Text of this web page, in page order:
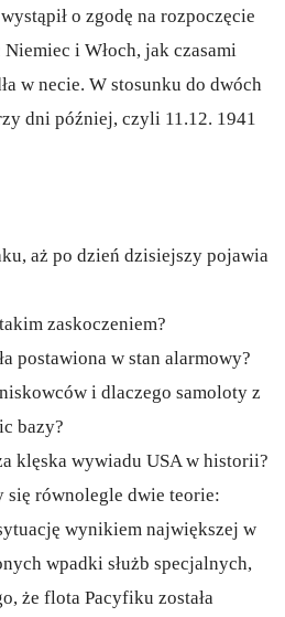
o zgodę na rozpoczęcie
i Włoch, jak czasami
w necie. W stosunku do dwóch
dni później, czyli 11.12. 1941
aż po dzień dzisiejszy pojawia
zaskoczeniem?
postawiona w stan alarmowy?
i dlaczego samoloty z
bazy?
klęska wywiadu USA w historii?
się równolegle dwie teorie:
wynikiem największej w
wpadki służb specjalnych,
że flota Pacyfiku została